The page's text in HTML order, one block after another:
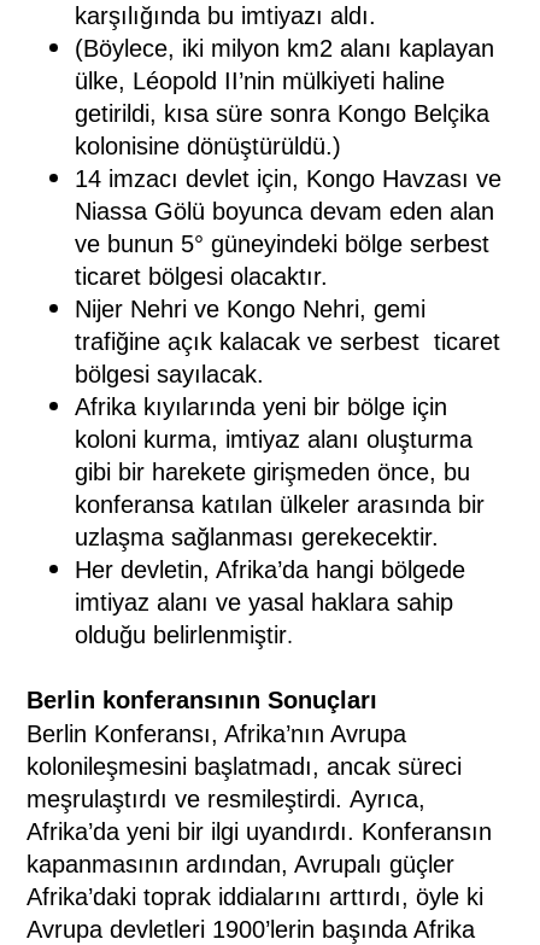
karşılığında bu imtiyazı aldı.
(Böylece, iki milyon km2 alanı kaplayan
ülke, Léopold II’nin mülkiyeti haline
getirildi, kısa süre sonra Kongo Belçika
kolonisine dönüştürüldü.)
14 imzacı devlet için, Kongo Havzası ve
Niassa Gölü boyunca devam eden alan
ve bunun 5° güneyindeki bölge serbest
ticaret bölgesi olacaktır.
Nijer Nehri ve Kongo Nehri, gemi
trafiğine açık kalacak ve serbest ticaret
bölgesi sayılacak.
Afrika kıyılarında yeni bir bölge için
koloni kurma, imtiyaz alanı oluşturma
gibi bir harekete girişmeden önce, bu
konferansa katılan ülkeler arasında bir
uzlaşma sağlanması gerekecektir.
Her devletin, Afrika’da hangi bölgede
imtiyaz alanı ve yasal haklara sahip
olduğu belirlenmiştir.
Berlin konferansının Sonuçları
Berlin Konferansı, Afrika’nın Avrupa
kolonileşmesini başlatmadı, ancak süreci
meşrulaştırdı ve resmileştirdi.Ayrıca,
Afrika’da yeni bir ilgi uyandırdı. Konferansın
kapanmasının ardından, Avrupalı ​​güçler
Afrika’daki toprak iddialarını arttırdı, öyle ki
Avrupa devletleri 1900’lerin başında Afrika